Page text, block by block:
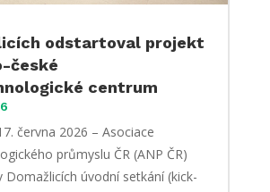
odstartoval projekt
české
centrum
června 2026 – Asociace
průmyslu ČR (ANP ČR)
Domažlicích úvodní setkání (kick-